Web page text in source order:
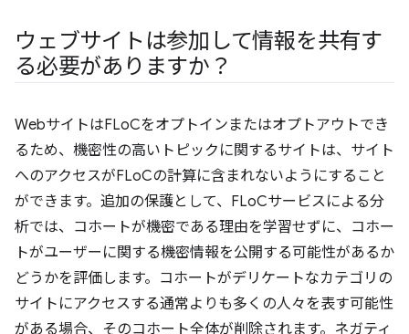
ウェブサイトは参加して情報を共有す
る必要がありますか？
WebサイトはFLoCをオプトインまたはオプトアウトでき
るため、機密性の高いトピックに関するサイトは、サイト
へのアクセスがFLoCの計算に含まれないようにすること
ができます。追加の保護として、FLoCサービスによる分
析では、コホートが機密である理由を学習せずに、コホー
トがユーザーに関する機密情報を公開する可能性があるか
どうかを評価します。コホートがデリケートなカテゴリの
サイトにアクセスする通常よりも多くの人々を表す可能性
がある場合、そのコホート全体が削除されます。ネガティ